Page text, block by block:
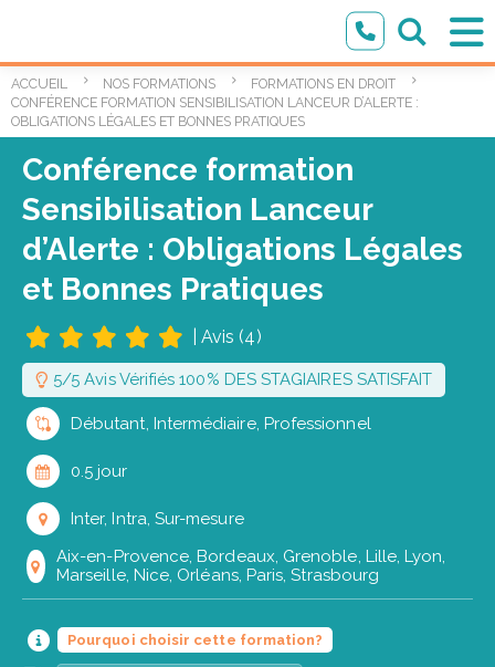
ACCUEIL NOS FORMATIONS
FORMATIONS EN DROIT
CONFÉRENCE FORMATION SENSIBILISATION LANCEUR D’ALERTE :
OBLIGATIONS LÉGALES ET BONNES PRATIQUES
Conférence formation
Sensibilisation Lanceur
d’Alerte : Obligations Légales
et Bonnes Pratiques
Avis (4)
5/5 Avis Vérifiés 100% DES STAGIAIRES SATISFAIT
Débutant, Intermédiaire, Professionnel
0.5 jour
Inter, Intra, Sur-mesure
Aix-en-Provence, Bordeaux, Grenoble, Lille, Lyon,
Marseille, Nice, Orléans, Paris, Strasbourg
Pourquoi choisir cette formation?